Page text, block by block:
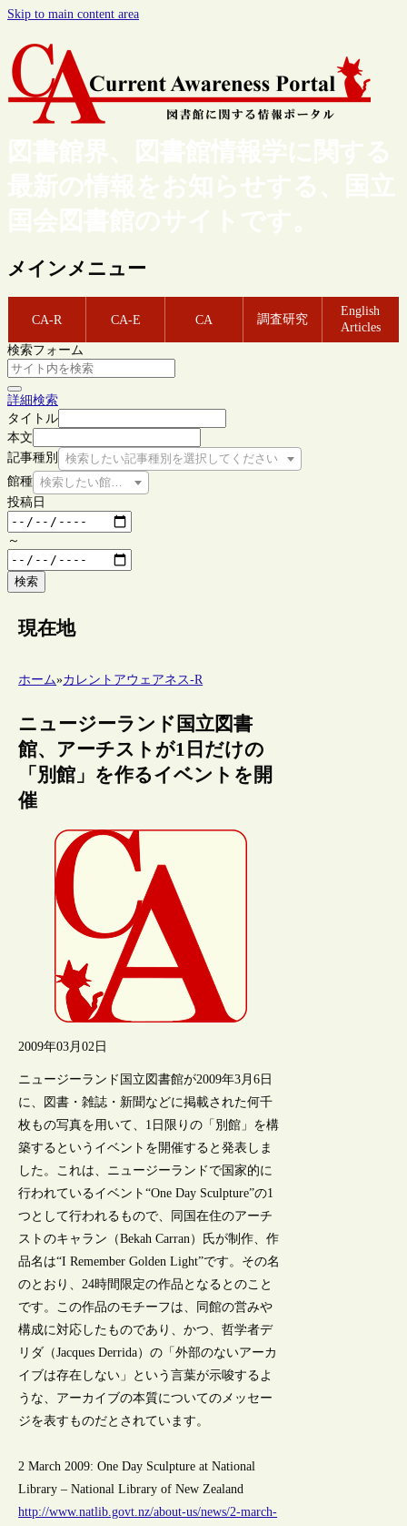
Skip to main content area
図書館界、図書館情報学に関する
最新の情報をお知らせする、国立
国会図書館のサイトです。
メインメニュー
CA-R CA-E CA 調査研究
English
Articles
検索フォーム
詳細検索
タイトル
本文
記事種別
検索したい記事種別を選択してください
館種 検索したい館種を選択してください
投稿日
～
検索
現在地
ホーム»カレントアウェアネス-R
ニュージーランド国立図書
館、アーチストが1日だけの
「別館」を作るイベントを開
催
2009年03月02日
ニュージーランド国立図書館が2009年3月6日
に、図書・雑誌・新聞などに掲載された何千
枚もの写真を用いて、1日限りの「別館」を構
築するというイベントを開催すると発表しま
した。これは、ニュージーランドで国家的に
行われているイベント“One Day Sculpture”の1
つとして行われるもので、同国在住のアーチ
ストのキャラン（Bekah Carran）氏が制作、作
品名は“I Remember Golden Light”です。その名
のとおり、24時間限定の作品となるとのこと
です。この作品のモチーフは、同館の営みや
構成に対応したものであり、かつ、哲学者デ
リダ（Jacques Derrida）の「外部のないアーカ
イブは存在しない」という言葉が示唆するよ
うな、アーカイブの本質についてのメッセー
ジを表すものだとされています。
2 March 2009: One Day Sculpture at National
Library – National Library of New Zealand
http://www.natlib.govt.nz/about-us/news/2-march-